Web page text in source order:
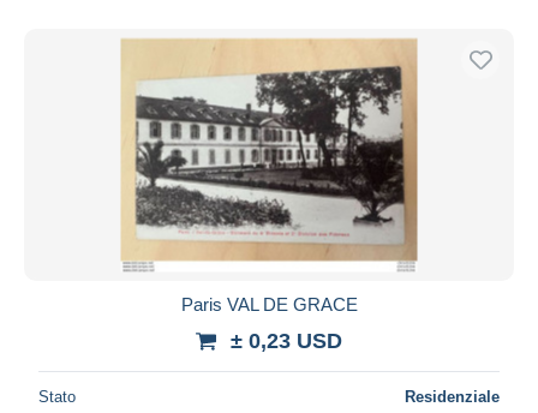
Paris VAL DE GRACE
± 0,23 USD
Stato Residenziale